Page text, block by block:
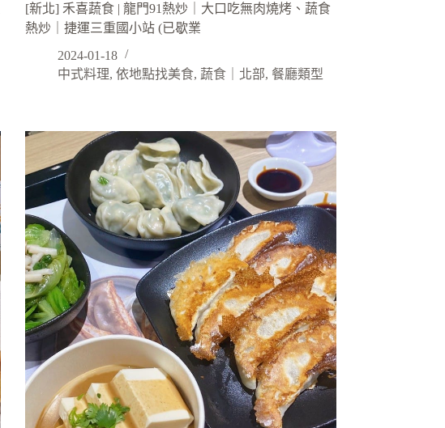
[新北] 禾喜蔬食 | 龍門91熱炒｜大口吃無肉燒烤、蔬食
熱炒｜捷運三重國小站 (已歇業
2024-01-18
中式料理,依地點找美食, 蔬食｜北部, 餐廳類型